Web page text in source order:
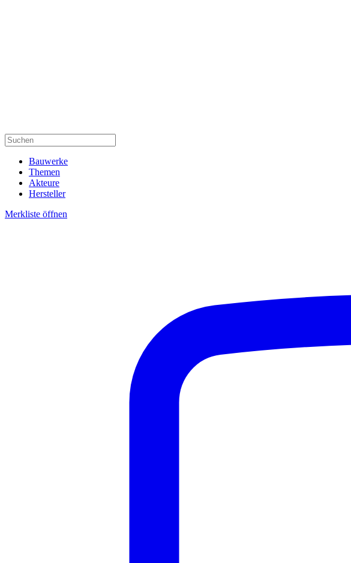
Bauwerke
Themen
Akteure
Hersteller
Merkliste öffnen